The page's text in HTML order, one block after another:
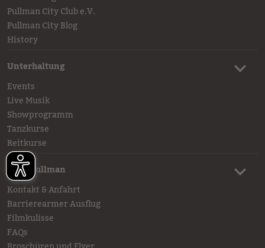
Pullman City Club e.V.
Pullman City Blog
History
Unterhaltung
Events
Live Musik
Showprogramm
Tanzkurse
Reitkurse
Mehr Pullman
Kontakt & Anfahrt
Barrierearmer Ausflug
Filmkulisse
FAQs